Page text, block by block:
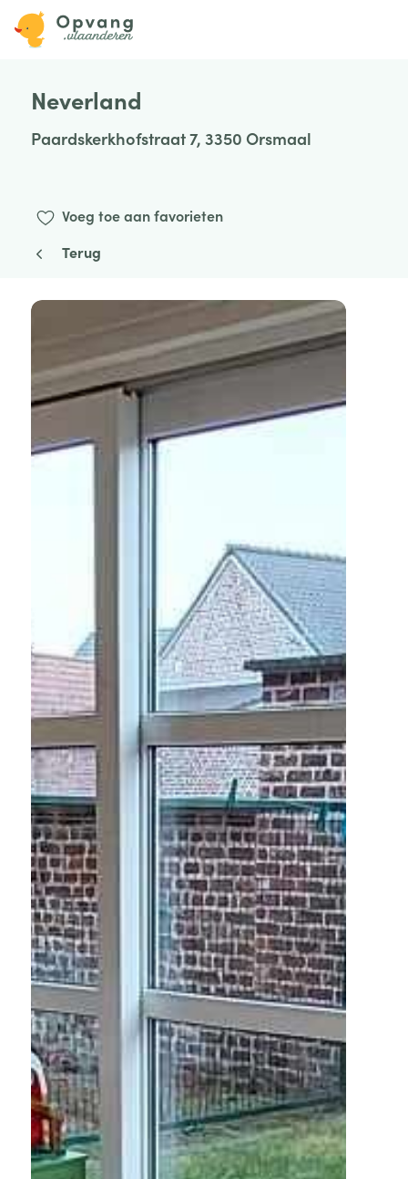
Neverland
Paardskerkhofstraat 7, 3350 Orsmaal
Voeg toe aan favorieten
Terug